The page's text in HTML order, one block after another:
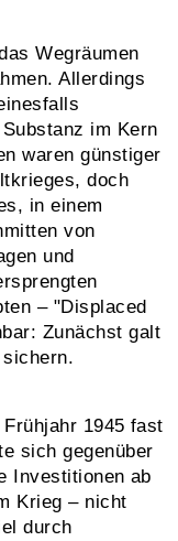
Wegräumen
Allerdings
im Kern
waren günstiger
doch
in einem
von
und
– "Displaced
Zunächst galt
1945 fast
sich gegenüber
Investitionen ab
Krieg – nicht
durch